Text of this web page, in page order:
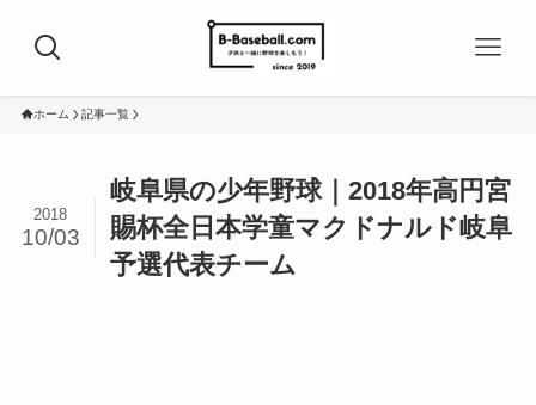
ホーム 記事一覧
岐阜県の少年野球｜2018年高円宮
賜杯全日本学童マクドナルド岐阜
予選代表チーム
2018
10/03